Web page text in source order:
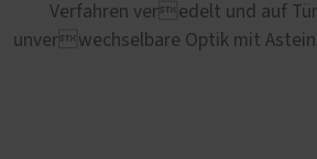
Verfahren veredelt und auf
unverwechselbare Optik mit